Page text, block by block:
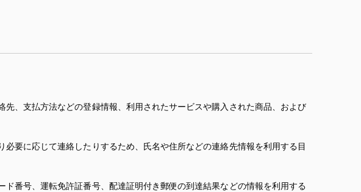
、支払方法などの登録情報、利用されたサービスや購入された商品、および
要に応じて連絡したりするため、氏名や住所などの連絡先情報を利用する目
番号、運転免許証番号、配達証明付き郵便の到達結果などの情報を利用する